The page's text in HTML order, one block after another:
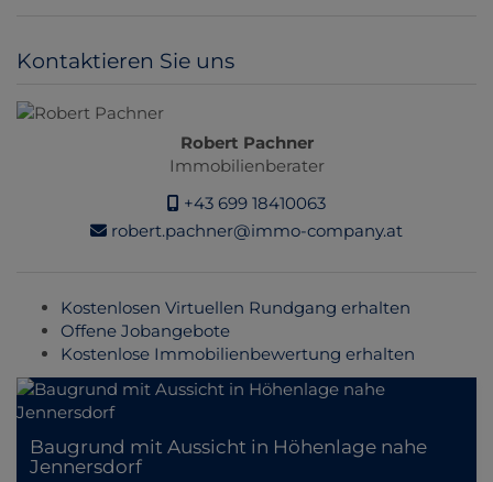
Kontaktieren Sie uns
Robert Pachner
Immobilienberater
+43 699 18410063
robert.pachner@immo-company.at
Kostenlosen Virtuellen Rundgang erhalten
Offene Jobangebote
Kostenlose Immobilienbewertung erhalten
Baugrund mit Aussicht in Höhenlage nahe
Jennersdorf